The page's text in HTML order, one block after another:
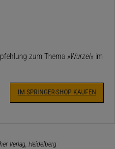
zum Thema »Wurzel« im
IM SPRINGER-SHOP KAUFEN
Verlag, Heidelberg